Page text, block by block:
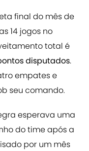
final do mês de
14 jogos no
total é
disputados.
empates e
seu comando.
esperava uma
do time após a
por um mês